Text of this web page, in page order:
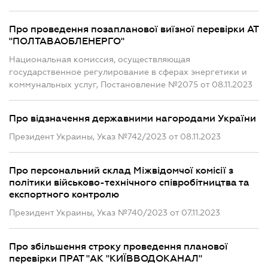
Про проведення позапланової виїзної перевірки АТ
"ПОЛТАВАОБЛЕНЕРГО"
Национальная комиссия, осуществляющая
государственное регулирование в сферах энергетики и
коммунальных услуг, Постановление №2075 от 08.11.2023
Про відзначення державними нагородами України
Президент Украины, Указ №742/2023 от 08.11.2023
Про персональний склад Міжвідомчої комісії з
політики військово-технічного співробітництва та
експортного контролю
Президент Украины, Указ №740/2023 от 07.11.2023
Про збільшення строку проведення планової
перевірки ПРАТ "АК "КИЇВВОДОКАНАЛ"